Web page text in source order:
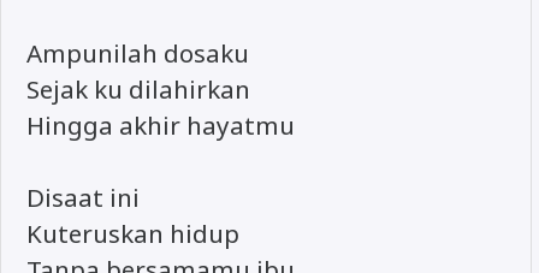
Ampunilah dosaku
Sejak ku dilahirkan
Hingga akhir hayatmu
Disaat ini
Kuteruskan hidup